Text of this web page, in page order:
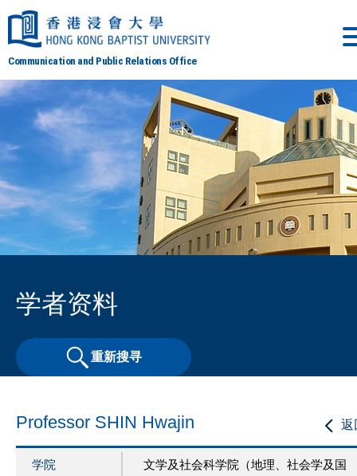
Communication and Public Relations Office
学者资料
重新搜寻
返
Professor SHIN Hwajin
学院
文学及社会科学院（地理、社会学及国